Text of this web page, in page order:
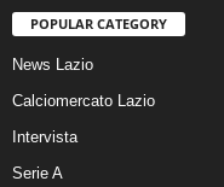
POPULAR CATEGORY
News Lazio
Calciomercato Lazio
Intervista
Serie A